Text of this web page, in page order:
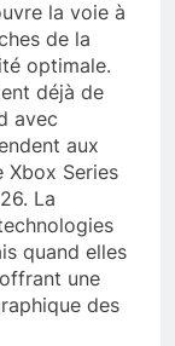
la voie à
de la
optimale.
déjà de
avec
aux
Xbox Series
La
quand elles
une
des